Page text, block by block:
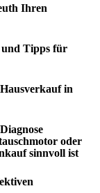
Ihren
und Tipps für
in
oder
sinnvoll ist